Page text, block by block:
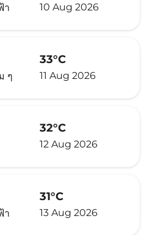
า
10 Aug 2026
ๆ
33°C
11 Aug 2026
32°C
12 Aug 2026
า
31°C
13 Aug 2026